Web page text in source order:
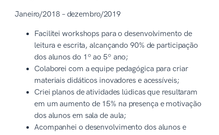
Janeiro/2018 – dezembro/2019
Facilitei workshops para o desenvolvimento de
leitura e escrita, alcançando 90% de participação
dos alunos do 1º ao 5º ano;
Colaborei com a equipe pedagógica para criar
materiais didáticos inovadores e acessíveis;
Criei planos de atividades lúdicas que resultaram
em um aumento de 15% na presença e motivação
dos alunos em sala de aula;
Acompanhei o desenvolvimento dos alunos e